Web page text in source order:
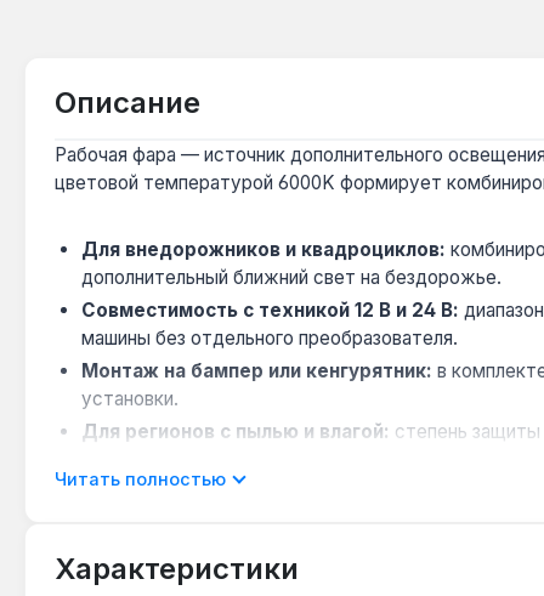
Описание
Рабочая фара — источник дополнительного
цветовой температурой 6000K формирует
Для внедорожников и квадроциклов:
дополнительный ближний свет на бездорожье.
Совместимость с техникой 12 В и 24 В:
машины без отдельного преобразователя.
Монтаж на бампер или кенгурятник: в
установки.
Для регионов с пылью и влагой: степень
Ограничение использования:
Фара подходит для установки на
Читать полностью
Характеристики